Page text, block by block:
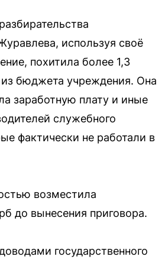
используя своё
похитила более 1,3
бюджета учреждения. Она
заработную плату и иные
служебного
фактически не работали в
возместила
до вынесения приговора.
государственного